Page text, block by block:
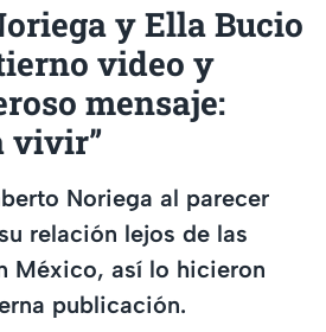
y Ella Bucio
video y
mensaje:
vivir”
Noriega al parecer
relación lejos de las
México, así lo hicieron
publicación.